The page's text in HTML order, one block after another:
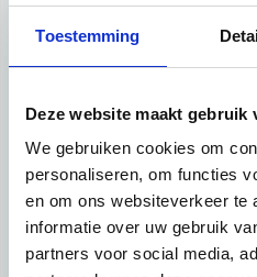
Toestemming
Deze website maakt gebruik
We gebruiken cookies om
personaliseren, om functies
en om ons websiteverkeer te
informatie over uw gebruik
partners voor social media,
Tips
Tip 1:
Schrijf een duidelijke
informatie mee:
Ben je student, werkachtig